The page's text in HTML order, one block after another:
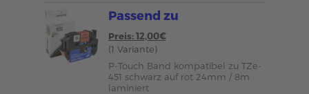
Passend zu
Preis: 12,00€
(1 Variante)
P-Touch Band kompatibel zu TZe-
451 schwarz auf rot 24mm / 8m
laminiert